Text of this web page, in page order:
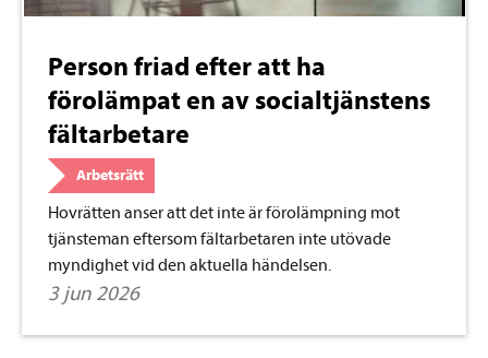
Person friad efter att ha
förolämpat en av socialtjänstens
fältarbetare
Arbetsrätt
Hovrätten anser att det inte är förolämpning mot
tjänsteman eftersom fältarbetaren inte utövade
myndighet vid den aktuella händelsen.
3 jun 2026